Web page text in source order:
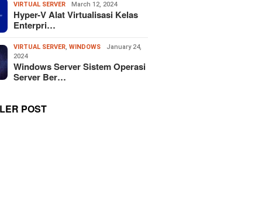
VIRTUAL SERVER March 12, 2024
Hyper-V Alat Virtualisasi Kelas
Enterpri…
VIRTUAL SERVER,WINDOWS
January 24,
2024
Windows Server Sistem Operasi
Server Ber…
POST